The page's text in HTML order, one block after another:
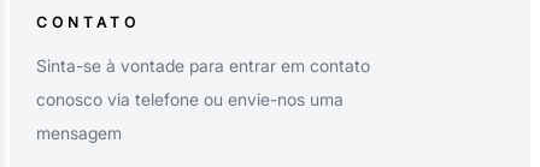
CONTATO
Sinta-se à vontade para entrar em contato
conosco via telefone ou envie-nos uma
mensagem